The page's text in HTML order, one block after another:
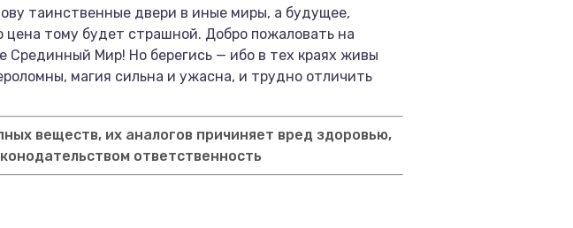
таинственные двери в иные миры, а будущее,
тому будет страшной. Добро пожаловать на
Мир! Но берегись — ибо в тех краях живы
магия сильна и ужасна, и трудно отличить
веществ, их аналогов причиняет вред здоровью,
ответственность